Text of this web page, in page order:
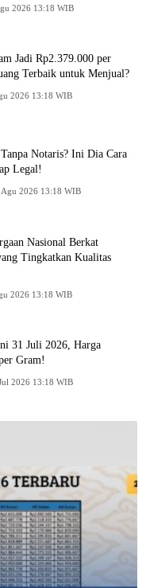
Selasa, 4 Agu 2026 13:18 WIB
Jadi Rp2.379.000 per
Terbaik untuk Menjual?
Senin, 3 Agu 2026 13:18 WIB
Notaris? Ini Dia Cara
Legal!
Minggu, 2 Agu 2026 13:18 WIB
Nasional Berkat
Tingkatkan Kualitas
Sabtu, 1 Agu 2026 13:18 WIB
31 Juli 2026, Harga
Gram!
Jumat, 31 Jul 2026 13:18 WIB